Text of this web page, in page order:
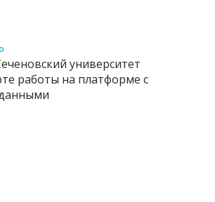
университет
работы на платформе с